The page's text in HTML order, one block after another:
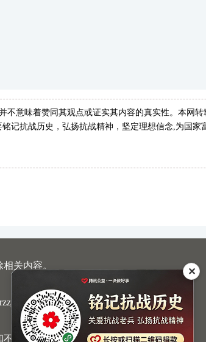
不意味着赞同其观点或证实其内容的真实性。本网转
记抗战历史，弘扬抗战精神，坚定理想信念,为国家
关内容。
良信息举报中心
✕